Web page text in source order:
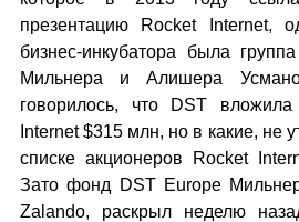
презентацию Rocket Internet,
бизнес-инкубатора была
Мильнера и Алишера
говорилось, что DST
Internet $315 млн, но в какие, не
списке акционеров Rocket
Зато фонд DST Europe
Zalando, раскрыл неделю